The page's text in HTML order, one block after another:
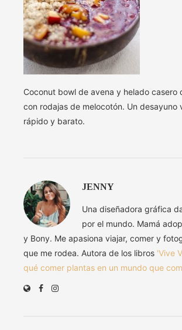
Coconut bowl de avena y helado casero
con rodajas de melocotón. Un desayuno
rápido y barato.
JENNY
Una diseñadora gráfica
por el mundo. Mamá
y Bony. Me apasiona viajar, comer y
que me rodea. Autora de los libros 'Vive
qué comer plantas en un mundo que